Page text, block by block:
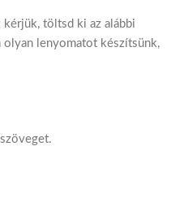
kérjük, töltsd ki az alábbi
olyan lenyomatot készítsünk,